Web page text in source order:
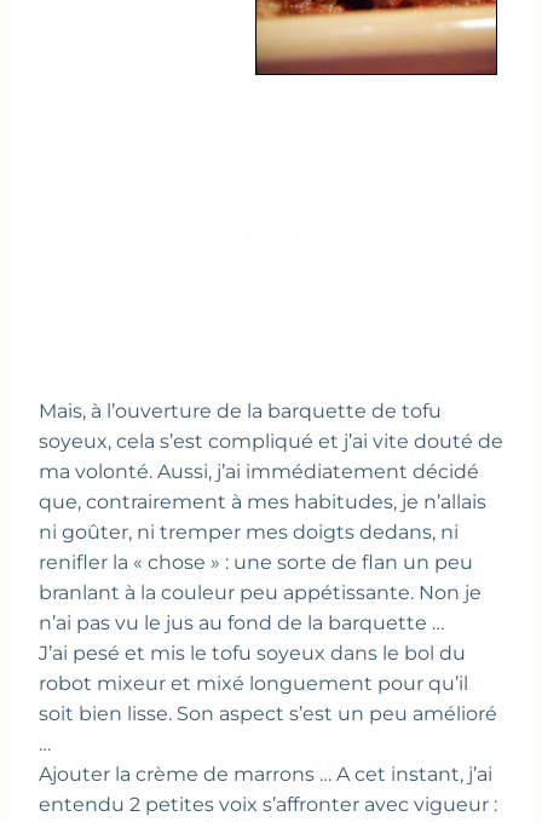
Mais, à l’ouverture de la barquette de tofu
soyeux, cela s’est compliqué et j’ai vite douté de
ma volonté. Aussi, j’ai immédiatement décidé
que, contrairement à mes habitudes, je n’allais
ni goûter, ni tremper mes doigts dedans, ni
renifler la « chose » : une sorte de flan un peu
branlant à la couleur peu appétissante. Non je
n’ai pas vu le jus au fond de la barquette …
J’ai pesé et mis le tofu soyeux dans le bol du
robot mixeur et mixé longuement pour qu’il
soit bien lisse. Son aspect s’est un peu amélioré
…
Ajouter la crème de marrons … A cet instant, j’ai
entendu 2 petites voix s’affronter avec vigueur :